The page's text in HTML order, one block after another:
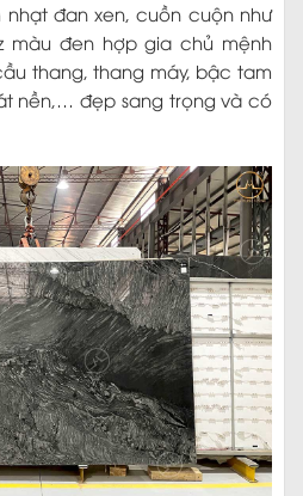
đan xen, cuồn cuộn như
màu đen hợp gia chủ mệnh
thang, thang máy, bậc tam
nền,… đẹp sang trọng và có